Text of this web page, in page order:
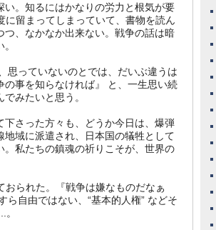
い。知るにはかなりの労力と根気が要
留まってしまっていて、書物を読ん
、なかなか出来ない。戦争の話は暗
思っていないのとでは、だいぶ違うは
事を知らなければ』 と、一生思い続
みたいと思う。
さった方々も、どうか今日は、爆弾
域に派遣され、日本国の犠牲として
私たちの鎮魂の祈りこそが、世界の
られた。『戦争は嫌なものだなぁ
自由ではない、“基本的人権” などそ